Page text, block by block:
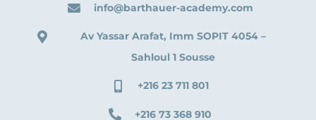
info@barthauer-academy.com
Av Yassar Arafat, Imm SOPIT 4054 –
Sahloul 1 Sousse
+216 23 711 801
+216 73 368 910